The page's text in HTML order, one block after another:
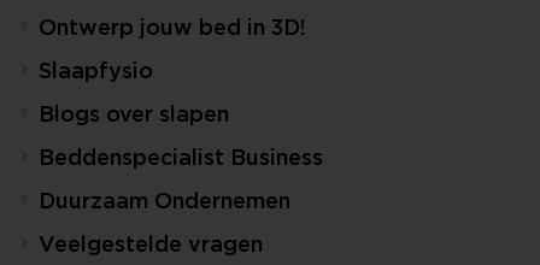
Ontwerp jouw bed in 3D!
Slaapfysio
Blogs over slapen
Beddenspecialist Business
Duurzaam Ondernemen
Veelgestelde vragen